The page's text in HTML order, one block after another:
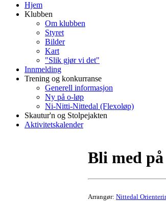
Hjem
Klubben
Om klubben
Styret
Bilder
Kart
"Slik gjør vi det"
Innmelding
Trening og konkurranse
Generell informasjon
Ny på o-løp
Ni-Nitti-Nittedal (Flexoløp)
Skautur'n og Stolpejakten
Aktivitetskalender
Bli med
Arrangør: Nittedal